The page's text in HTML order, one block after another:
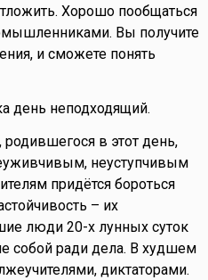
Хорошо пообщаться
Вы получите
и сможете понять
день неподходящий.
родившегося в этот день,
неуступчивым
придётся бороться
– их
люди 20-х лунных суток
собой ради дела. В худшем
диктаторами.